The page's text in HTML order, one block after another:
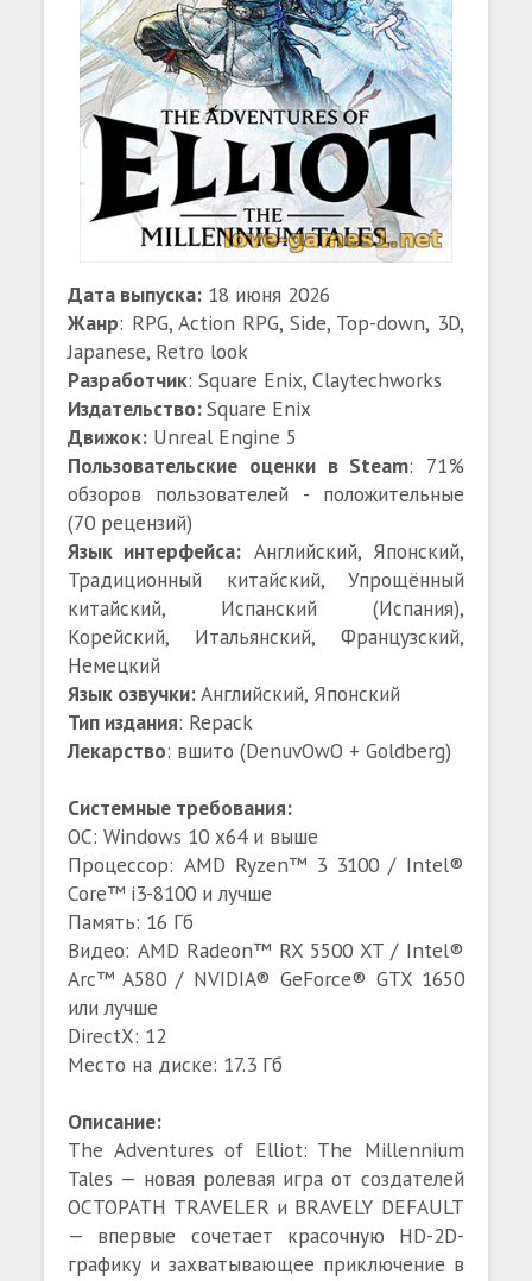
Дата выпуска: 18 июня 2026
Жанр: RPG, Action RPG, Side, Top-down, 3D,
Japanese, Retro look
Разработчик: Square Enix, Claytechworks
Издательство:Square Enix
Движок: Unreal Engine 5
Пользовательские оценки в Steam: 71%
обзоров пользователей - положительные
(70 рецензий)
Язык интерфейса: Английский, Японский,
Традиционный китайский, Упрощённый
китайский, Испанский (Испания),
Корейский, Итальянский, Французский,
Немецкий
Язык озвучки:Английский, Японский
Тип издания: Repack
Лекарство: вшито (DenuvOwO + Goldberg)
Системные требования:
ОС: Windows 10 x64 и выше
Процессор: AMD Ryzen™ 3 3100 / Intel®
Core™ i3-8100 и лучше
Память: 16 Гб
Видео: AMD Radeon™ RX 5500 XT / Intel®
Arc™ A580 / NVIDIA® GeForce® GTX 1650
или лучше
DirectX: 12
Место на диске: 17.3 Гб
Описание:
The Adventures of Elliot: The Millennium
Tales — новая ролевая игра от создателей
OCTOPATH TRAVELER и BRAVELY DEFAULT
— впервые сочетает красочную HD-2D-
графику и захватывающее приключение в